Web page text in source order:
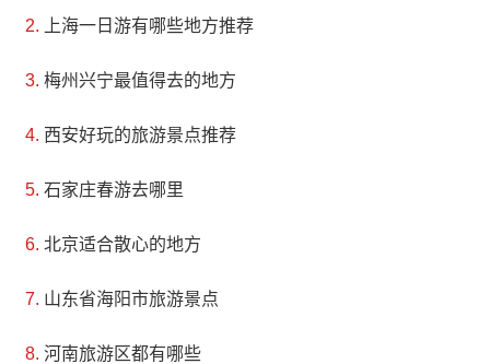
城，民国30年（1941年）为纪念龙川首任县令赵佗，教
多年的历史沧桑让佗城成为了粤东北部政治、文化、经
济中心。佗城初为土筑，方形，城东至老城街，城南至
米。据原《龙川县专》载：“宋熙宁年间（1068——
1077）龙川迁至老龙（按老隆）”。民国28年（1939
上海一日游有哪些地方推荐
梅州兴宁最值得去的地方
西安好玩的旅游景点推荐
石家庄春游去哪里
北京适合散心的地方
山东省海阳市旅游景点
河南旅游区都有哪些